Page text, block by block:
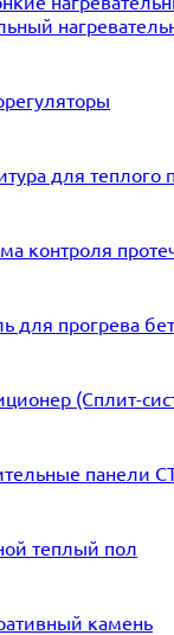
для теплого
контроля
для прогрева
(Сплит-
панели
теплый пол
камень